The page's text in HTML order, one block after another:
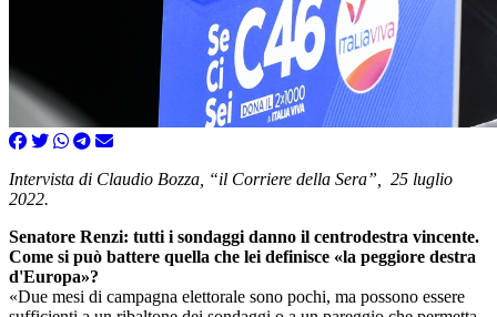
Intervista di Claudio Bozza, “il Corriere della Sera”, 25 luglio
2022.
Senatore Renzi: tutti i sondaggi danno il centrodestra vincente.
Come si può battere quella che lei definisce «la peggiore destra
d'Europa»?
«Due mesi di campagna elettorale sono pochi, ma possono essere